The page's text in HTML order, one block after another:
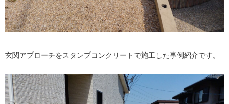
玄関アプローチをスタンプコンクリートで施工した事例紹介です。